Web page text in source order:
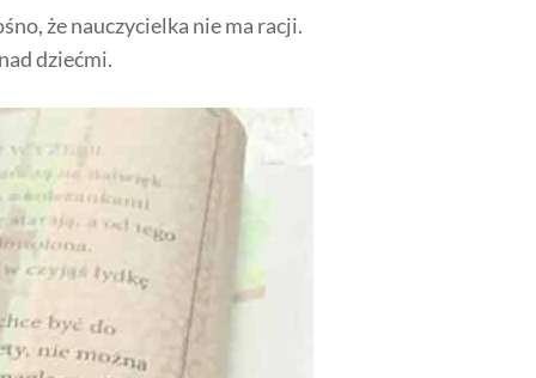
że nauczycielka nie ma racji.
dziećmi.